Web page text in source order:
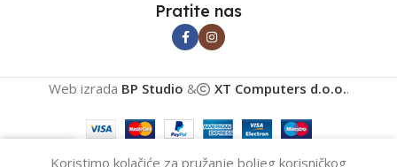
Pratite nas
Web izrada BP Studio & XT Computers d.o.o..
Koristimo kolačiće za pružanje boljeg korisničkog